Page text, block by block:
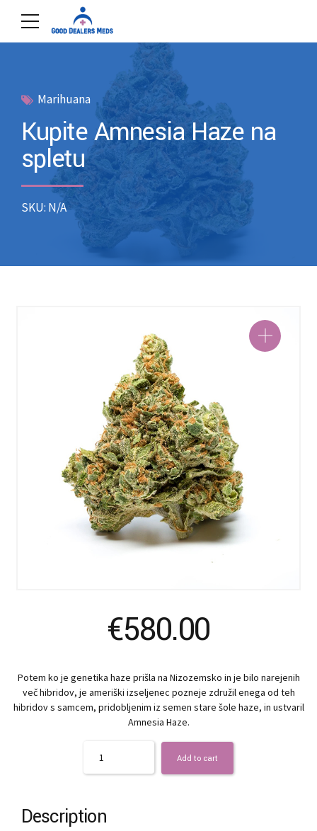
Marihuana
Kupite Amnesia Haze na
spletu
SKU: N/A
€580.00
Potem ko je genetika haze prišla na Nizozemsko in je bilo narejenih
več hibridov, je ameriški izseljenec pozneje združil enega od teh
hibridov s samcem, pridobljenim iz semen stare šole haze, in ustvaril
Amnesia Haze.
Add to cart
Description